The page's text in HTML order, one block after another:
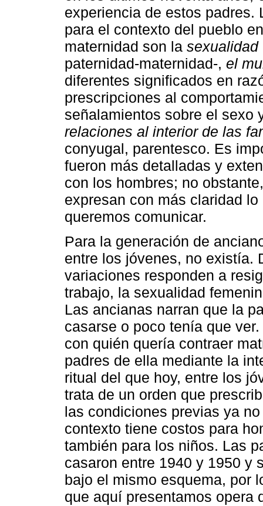
experiencia de estos padres.
para el contexto del pueblo
maternidad son la sexualidad
paternidad-maternidad-, el
diferentes significados en
prescripciones al
señalamientos sobre el sexo
relaciones al interior de las
conyugal, parentesco. Es
fueron más detalladas y
con los hombres; no
expresan con más claridad
queremos comunicar.
Para la generación de
entre los jóvenes, no existía.
variaciones responden a
trabajo, la sexualidad
Las ancianas narran que la
casarse o poco tenía que
con quién quería contraer
padres de ella mediante la
ritual del que hoy, entre los
trata de un orden que
las condiciones previas ya
contexto tiene costos para
también para los niños. Las
casaron entre 1940 y 1950 y
bajo el mismo esquema, por
que aquí presentamos opera